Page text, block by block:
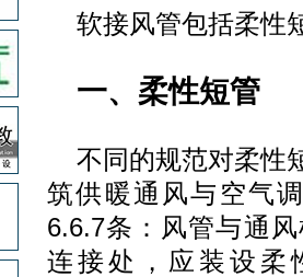
软接风管包括柔性
一、柔性短管
不同的规范对柔性
筑供暖通风与空气
6.6.7条：风管与通
连接处，应装设柔